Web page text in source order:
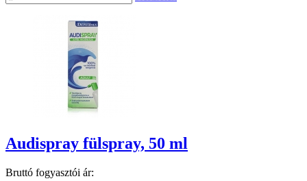
Audispray fülspray, 50 ml
Bruttó fogyasztói ár: